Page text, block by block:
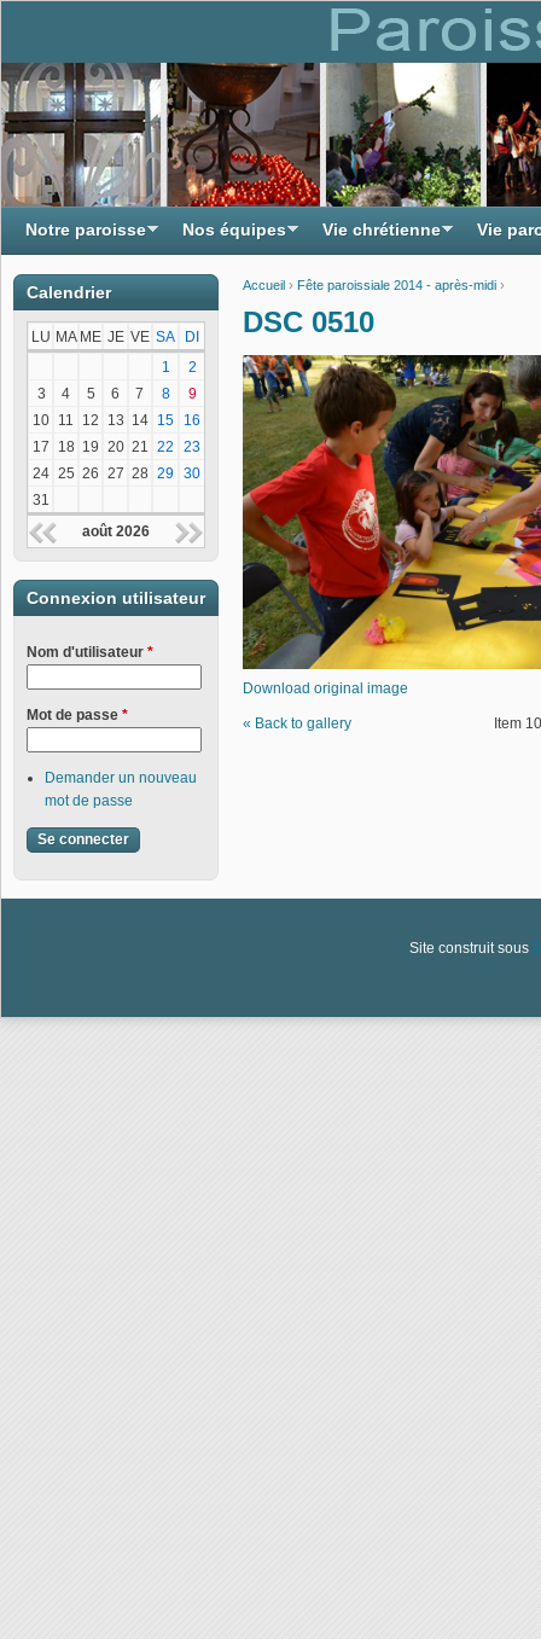
Accueil › Fête paroissiale 2014 - après-midi ›
DSC 0510
Download original image
« Back to gallery Item
Notre paroisse Nos équipes Vie chrétienne Vie
Calendrier
LU MA ME JE VE SA
DI
1
2
3
4 5 6 7 8
9
10 11 12 13 14 15
16
17
18 19 20 21 22
23
24 25 26 27 28 29 30
31
août 2026
Connexion utilisateur
Nom d'utilisateur *
Mot de passe *
Demander un nouveau
mot de passe
Site construit sous